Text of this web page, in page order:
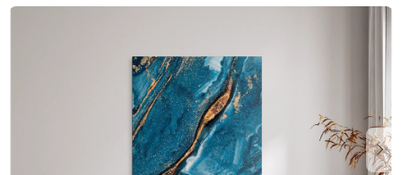
Produktbewertung